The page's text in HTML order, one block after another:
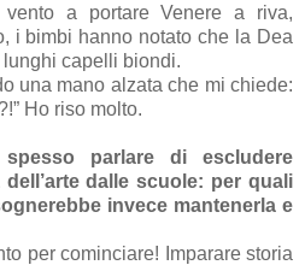
vento a portare Venere a riva,
i bimbi hanno notato che la Dea
capelli biondi.
una mano alzata che mi chiede:
Ho riso molto.
parlare di escludere
dalle scuole: per quali
invece mantenerla e
per cominciare! Imparare storia